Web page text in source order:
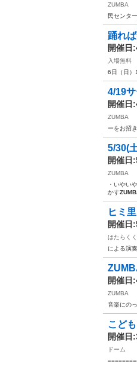
ZUMBA
民センタ
踊れ
開催日
入場無料
6日（日
4/19
開催日
ZUMBA
ーをお招
5/30(
開催日
ZUMBA
・いやいや
かす
ヒミ
開催日
はたらく
による演
開催日
ZUMBA
音楽にの
こど
開催日
ドーム